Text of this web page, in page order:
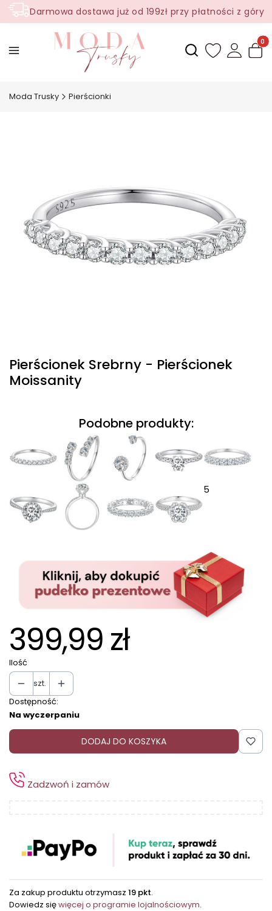
Darmowa dostawa już od 199zł przy płatności z góry
Otwórz
Moda Trusky Pierścionki
Pierścionek Srebrny - Pierścionek
Moissanity
Podobne produkty:
5
399,99 zł
Ilość
szt.
Dostępność:
Na wyczerpaniu
DODAJ DO KOSZYKA
Zadzwoń i zamów
Za zakup produktu otrzymasz 19 pkt.
Dowiedz sięwięcej o programie lojalnościowym.